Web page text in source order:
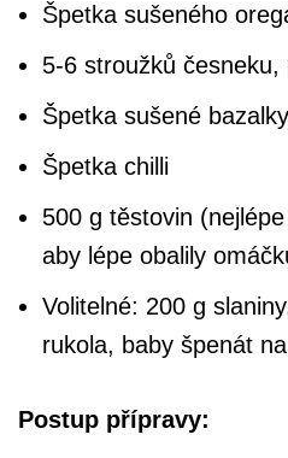
Špetka sušeného
5-6 stroužků česneku,
Špetka sušené bazalky
Špetka chilli
500 g těstovin
aby lépe obalily
Volitelné: 200 g
rukola, baby špenát
Postup přípravy: